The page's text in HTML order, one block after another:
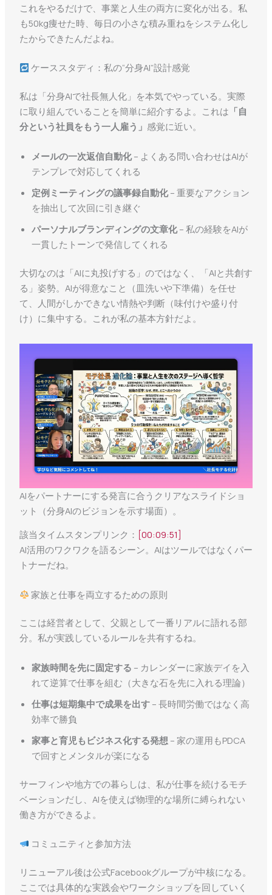
これをやるだけで、事業と人生の両方に変化が出る。私
も50kg痩せた時、毎日の小さな積み重ねをシステム化し
たからできたんだよね。
ケーススタディ：私の“分身AI”設計感覚
私は「分身AIで社長無人化」を本気でやっている。実際
に取り組んでいることを簡単に紹介するよ。これは 「自
分という社員をもう一人雇う」 感覚に近い。
メールの一次返信自動化– よくある問い合わせはAIが
テンプレで対応してくれる
定例ミーティングの議事録自動化– 重要なアクション
を抽出して次回に引き継ぐ
パーソナルブランディングの文章化– 私の経験をAIが
一貫したトーンで発信してくれる
大切なのは「AIに丸投げする」のではなく、「AIと共創す
る」姿勢。AIが得意なこと（皿洗いや下準備）を任せ
て、人間がしかできない情熱や判断（味付けや盛り付
け）に集中する。これが私の基本方針だよ。
AIをパートナーにする発言に合うクリアなスライドショ
ット（分身AIのビジョンを示す場面）。
該当タイムスタンプリンク： [00:09:51]
AI活用のワクワクを語るシーン。AIはツールではなくパー
トナーだね。
家族と仕事を両立するための原則
ここは経営者として、父親として一番リアルに語れる部
分。私が実践しているルールを共有するね。
家族時間を先に固定する – カレンダーに家族デイを入
れて逆算で仕事を組む（大きな石を先に入れる理論）
仕事は短期集中で成果を出す– 長時間労働ではなく高
効率で勝負
家事と育児もビジネス化する発想 – 家の運用もPDCA
で回すとメンタルが楽になる
サーフィンや地方での暮らしは、私が仕事を続けるモチ
ベーションだし、AIを使えば物理的な場所に縛られない
働き方ができるよ。
コミュニティと参加方法
リニューアル後は公式Facebookグループが中核になる。
ここでは具体的な実践会やワークショップを回していく